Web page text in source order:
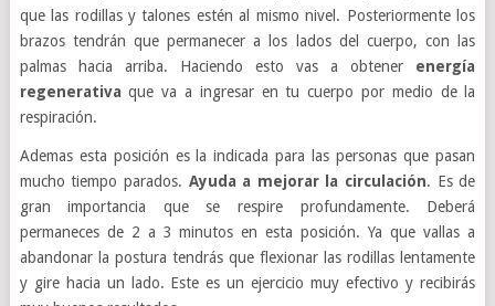
que las rodillas y talones estén al mismo nivel. Posteriormente los
brazos tendrán que permanecer a los lados del cuerpo, con las
palmas hacia arriba. Haciendo esto vas a obtener energía
regenerativa que va a ingresar en tu cuerpo por medio de la
respiración.
Ademas esta posición es la indicada para las personas que pasan
mucho tiempo parados. Ayuda a mejorar la circulación. Es de
gran importancia que se respire profundamente. Deberá
permaneces de 2 a 3 minutos en esta posición. Ya que vallas a
abandonar la postura tendrás que flexionar las rodillas lentamente
y gire hacia un lado. Este es un ejercicio muy efectivo y recibirás